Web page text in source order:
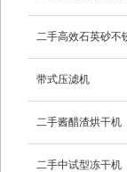
二手高效石英砂不
带式压滤机
二手酱醋渣烘干机
二手中试型冻干机